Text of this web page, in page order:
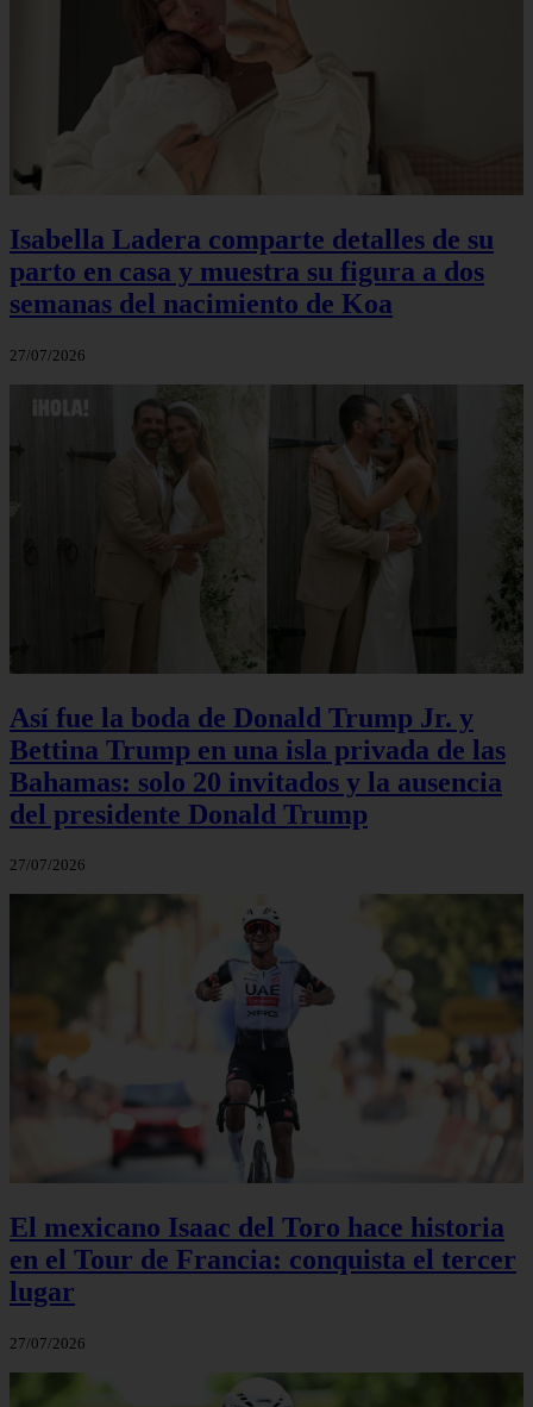
Isabella Ladera comparte detalles de su
parto en casa y muestra su figura a dos
semanas del nacimiento de Koa
27/07/2026
Así fue la boda de Donald Trump Jr. y
Bettina Trump en una isla privada de las
Bahamas: solo 20 invitados y la ausencia
del presidente Donald Trump
27/07/2026
El mexicano Isaac del Toro hace historia
en el Tour de Francia: conquista el tercer
lugar
27/07/2026